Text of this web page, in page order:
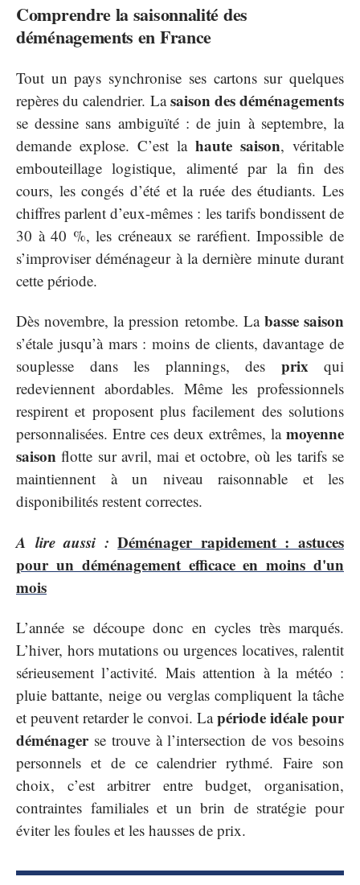
Comprendre la saisonnalité des
déménagements en France
Tout un pays synchronise ses cartons sur quelques
repères du calendrier. Lasaison des déménagements
se dessine sans ambiguïté : de juin à septembre, la
demande explose. C’est la haute saison, véritable
embouteillage logistique, alimenté par la fin des
cours, les congés d’été et la ruée des étudiants. Les
chiffres parlent d’eux-mêmes : les tarifs bondissent de
30 à 40 %, les créneaux se raréfient. Impossible de
s’improviser déménageur à la dernière minute durant
cette période.
Dès novembre, la pression retombe. La basse saison
s’étale jusqu’à mars : moins de clients, davantage de
souplesse dans les plannings, des prix qui
redeviennent abordables. Même les professionnels
respirent et proposent plus facilement des solutions
personnalisées. Entre ces deux extrêmes, la moyenne
saison flotte sur avril, mai et octobre, où les tarifs se
maintiennent à un niveau raisonnable et les
disponibilités restent correctes.
A lire aussi : Déménager rapidement : astuces
pour un déménagement efficace en moins d'un
mois
L’année se découpe donc en cycles très marqués.
L’hiver, hors mutations ou urgences locatives, ralentit
sérieusement l’activité. Mais attention à la météo :
pluie battante, neige ou verglas compliquent la tâche
et peuvent retarder le convoi. Lapériode idéale pour
déménagerse trouve à l’intersection de vos besoins
personnels et de ce calendrier rythmé. Faire son
choix, c’est arbitrer entre budget, organisation,
contraintes familiales et un brin de stratégie pour
éviter les foules et les hausses de prix.